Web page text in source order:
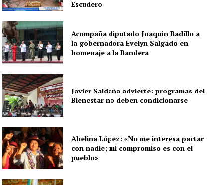
Escudero
Acompaña diputado Joaquín Badillo a
la gobernadora Evelyn Salgado en
homenaje a la Bandera
Javier Saldaña advierte: programas del
Bienestar no deben condicionarse
Abelina López: «No me interesa pactar
con nadie; mi compromiso es con el
pueblo»